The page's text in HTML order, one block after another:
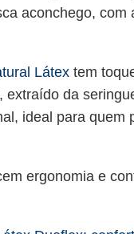
aconchego, com
Látex tem
da
ideal para quem
ergonomia e